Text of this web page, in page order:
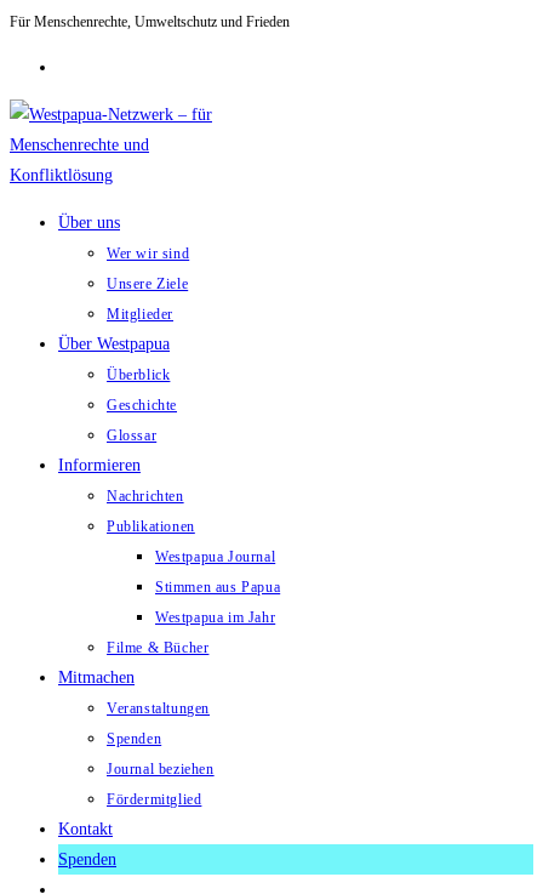
Zum
Für Menschenrechte, Umweltschutz und Frieden
Über uns
Wer wir sind
Unsere Ziele
Mitglieder
Über Westpapua
Überblick
Geschichte
Glossar
Informieren
Nachrichten
Publikationen
Westpapua Journal
Stimmen aus Papua
Westpapua im Jahr
Filme & Bücher
Mitmachen
Veranstaltungen
Spenden
Journal beziehen
Fördermitglied
Kontakt
Spenden